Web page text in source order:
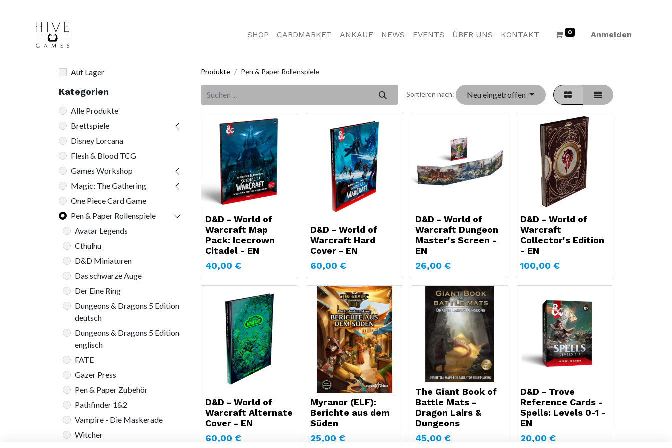
SHOP CARDMARKET ANKAUF NEWS EVENTS ÜBER UNS KONTAKT 0 Anmelden
Auf Lager
Kategorien
Alle Produkte
Brettspiele
Disney Lorcana
Flesh & Blood TCG
Games Workshop
Magic: The Gathering
One Piece Card Game
Pen & Paper Rollenspiele
Avatar Legends
Cthulhu
D&D Miniaturen
Das schwarze Auge
Der Eine Ring
Dungeons & Dragons 5 Edition
deutsch
Dungeons & Dragons 5 Edition
englisch
FATE
Gazer Press
Pen & Paper Zubehör
Pathfinder 1&2
Vampire - Die Maskerade
Witcher
Produkte Pen & Paper Rollenspiele
Sortieren nach: Neu eingetroffen
D&D - World of
Warcraft Map
Pack: Icecrown
Citadel - EN
40,00 €
D&D - World of
Warcraft Hard
Cover - EN
60,00 €
D&D - World of
Warcraft Dungeon
Master's Screen -
EN
26,00 €
D&D - World of
Warcraft
Collector's Edition
- EN
100,00 €
D&D - World of
Warcraft Alternate
Cover - EN
60,00 €
Myranor (ELF):
Berichte aus dem
Süden
25,00 €
The Giant Book of
Battle Mats -
Dragon Lairs &
Dungeons
45,00 €
D&D - Trove
Reference Cards -
Spells: Levels 0-1 -
EN
20,00 €